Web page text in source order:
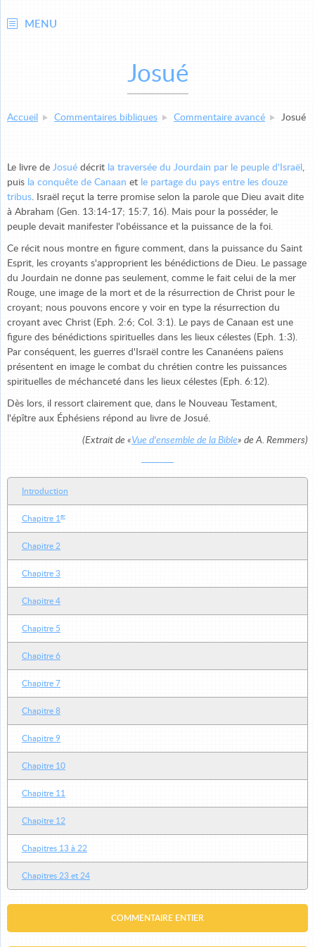
MENU
Josué
Accueil Commentaires bibliques Commentaire avancé Josué
Le livre de Josué décrit la traversée du Jourdain par le peuple d'Israël ,
puis la conquête de Canaan et le partage du pays entre les douze
tribus. Israël reçut la terre promise selon la parole que Dieu avait dite
à Abraham (Gen. 13:14-17; 15:7, 16). Mais pour la posséder, le
peuple devait manifester l'obéissance et la puissance de la foi.
Ce récit nous montre en figure comment, dans la puissance du Saint
Esprit, les croyants s'approprient les bénédictions de Dieu. Le passage
du Jourdain ne donne pas seulement, comme le fait celui de la mer
Rouge, une image de la mort et de la résurrection de Christ pour le
croyant; nous pouvons encore y voir en type la résurrection du
croyant avec Christ (Eph. 2:6; Col. 3:1). Le pays de Canaan est une
figure des bénédictions spirituelles dans les lieux célestes (Eph. 1:3).
Par conséquent, les guerres d'Israël contre les Cananéens païens
présentent en image le combat du chrétien contre les puissances
spirituelles de méchanceté dans les lieux célestes (Eph. 6:12).
Dès lors, il ressort clairement que, dans le Nouveau Testament,
l'épître aux Éphésiens répond au livre de Josué.
(Extrait de «Vue d'ensemble de la Bible» de A. Remmers)
Introduction
Chapitre 1 er
Chapitre 2
Chapitre 3
Chapitre 4
Chapitre 5
Chapitre 6
Chapitre 7
Chapitre 8
Chapitre 9
Chapitre 10
Chapitre 11
Chapitre 12
Chapitres 13 à 22
Chapitres 23 et 24
COMMENTAIRE ENTIER